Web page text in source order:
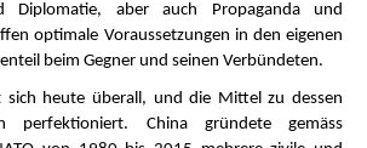
Diplomatie, aber auch Propaganda und
optimale Voraussetzungen in den eigenen
beim Gegner und seinen Verbündeten.
sich heute überall, und die Mittel zu dessen
perfektioniert. China gründete gemäss